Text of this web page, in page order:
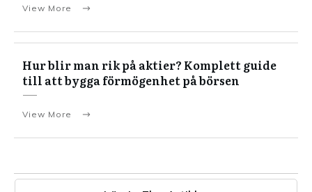
View More
Hur blir man rik på aktier? Komplett guide
till att bygga förmögenhet på börsen
View More